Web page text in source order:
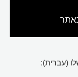
(עברית):